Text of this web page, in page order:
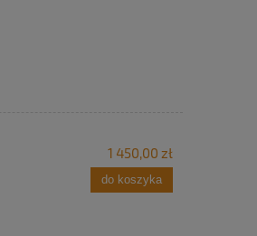
1 450,00 zł
do koszyka